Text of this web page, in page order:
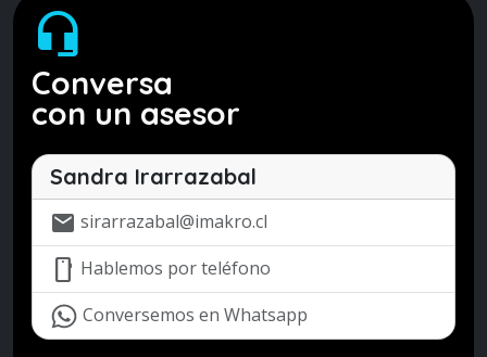
headset_mic
Conversa
con un asesor
Sandra Irarrazabal
mail sirarrazabal@imakro.cl
mobile Hablemos por teléfono
Conversemos en Whatsapp